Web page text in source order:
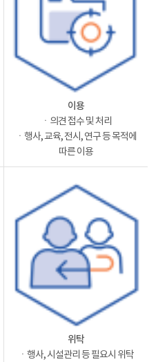
이용
ㆍ의견 접수 및 처리
ㆍ행사, 교육, 전시, 연구 등 목적에
따른 이용
위탁
ㆍ행사, 시설관리 등 필요시 위탁